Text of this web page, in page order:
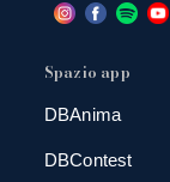
Spazio app
DBAnima
DBContest